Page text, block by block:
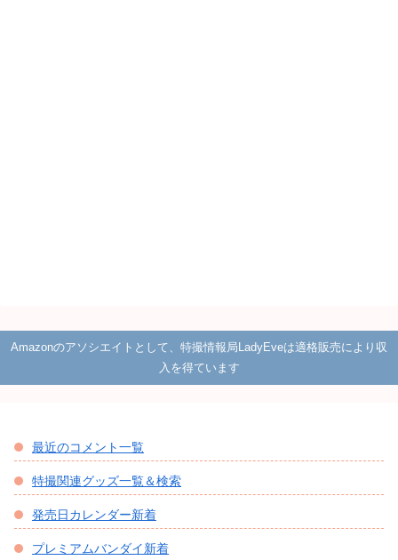
Amazonのアソシエイトとして、特撮情報局LadyEveは適格販売により収
入を得ています
最近のコメント一覧
特撮関連グッズ一覧＆検索
発売日カレンダー新着
プレミアムバンダイ新着